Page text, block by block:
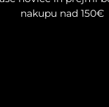
nakupu nad 150€